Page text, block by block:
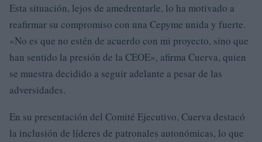
Esta situación, lejos de amedrentarle, lo ha motivado a
reafirmar su compromiso con una Cepyme unida y fuerte.
«No es que no estén de acuerdo con mi proyecto, sino que
han sentido la presión de la CEOE», afirma Cuerva, quien
se muestra decidido a seguir adelante a pesar de las
adversidades.
En su presentación del Comité Ejecutivo, Cuerva destacó
la inclusión de líderes de patronales autonómicas, lo que